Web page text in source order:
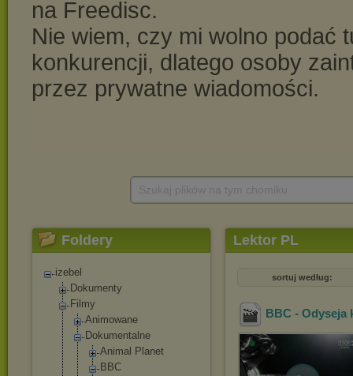
Foldery
izebel
Dokumenty
Filmy
Animowane
Dokumentalne
Animal Planet
BBC
Lektor PL
sortuj według:
BBC - Odyseja